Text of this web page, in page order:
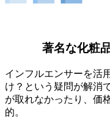
著名な化粧
インフルエンサーを活
け？という疑問が解消
が取れなかったり、価
的。